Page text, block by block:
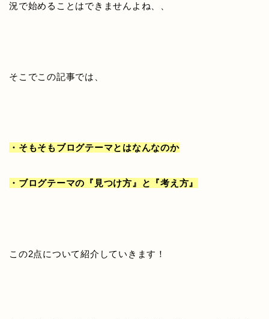
況で始めることはできませんよね、、
そこでこの記事では、
・そもそもブログテーマとはなんなのか
・ブログテーマの『見つけ方』と『考え方』
この2点について紹介していきます！